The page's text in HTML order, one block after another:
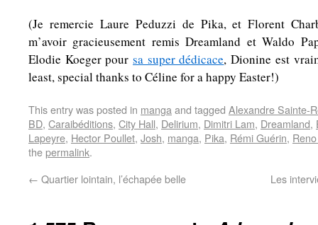
(Je remercie Laure Peduzzi de Pika, et Florent
m’avoir gracieusement remis Dreamland et Waldo
Elodie Koeger poursa super dédicace, Dionine est
least, special thanks to Céline for a happy Easter!)
This entry was posted in manga and tagged Alexandre Sainte-
BD, Caraibéditions, City Hall, Delirium, Dimitri Lam, Dreamland,
Lapeyre, Hector Poullet, Josh, manga, Pika, Rémi Guérin,
thepermalink.
← Quartier lointain, l’échapée belle Les